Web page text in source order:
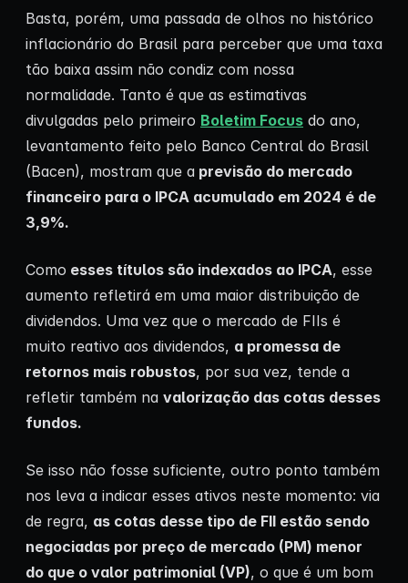
Basta, porém, uma passada de olhos no histórico
inflacionário do Brasil para perceber que uma taxa
tão baixa assim não condiz com nossa
normalidade. Tanto é que as estimativas
divulgadas pelo primeiro Boletim Focus do ano,
levantamento feito pelo Banco Central do Brasil
(Bacen), mostram que a previsão do mercado
financeiro para o IPCA acumulado em 2024 é de
3,9%.
Como esses títulos são indexados ao IPCA, esse
aumento refletirá em uma maior distribuição de
dividendos. Uma vez que o mercado de FIIs é
muito reativo aos dividendos, a promessa de
retornos mais robustos, por sua vez, tende a
refletir também na valorização das cotas desses
fundos.
Se isso não fosse suficiente, outro ponto também
nos leva a indicar esses ativos neste momento: via
de regra, as cotas desse tipo de FII estão sendo
negociadas por preço de mercado (PM) menor
do que o valor patrimonial (VP), o que é um bom